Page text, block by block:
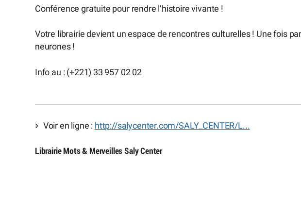
Conférence gratuite pour rendre l’histoire vivante !
Votre librairie devient un espace de rencontres culturelles ! Une fois
neurones !
Info au : (+221) 33 957 02 02
Voir en ligne : http://salycenter.com/SALY_CENTER/L...
Librairie Mots & Merveilles Saly Center